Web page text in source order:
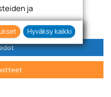
ja
keräämiseen
antaa
klikkaamalla
Hyväksy kaikki